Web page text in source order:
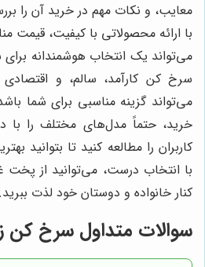
معایب، و نکات مهم در خرید آن را
با ارائه محصولاتی با کیفیت، قیمت
می‌تواند یک انتخاب هوشمندانه
سرخ کن کارآمد، سالم، و
می‌تواند گزینه مناسبی برای شما
خرید، حتماً مدل‌های مختلف را با
کاربران را مطالعه کنید تا بتوانید
با انتخاب درست، می‌توانید از
کنار خانواده و دوستان خود لذت ببرید.
سوالات متداول سرخ کن